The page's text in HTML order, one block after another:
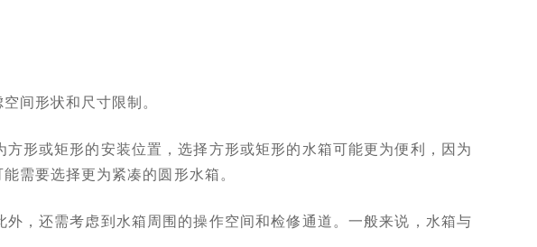
间形状和尺寸限制。
形或矩形的安装位置，选择方形或矩形的水箱可能更为便利，因为
需要选择更为紧凑的圆形水箱。
，还需考虑到水箱周围的操作空间和检修通道。一般来说，水箱与